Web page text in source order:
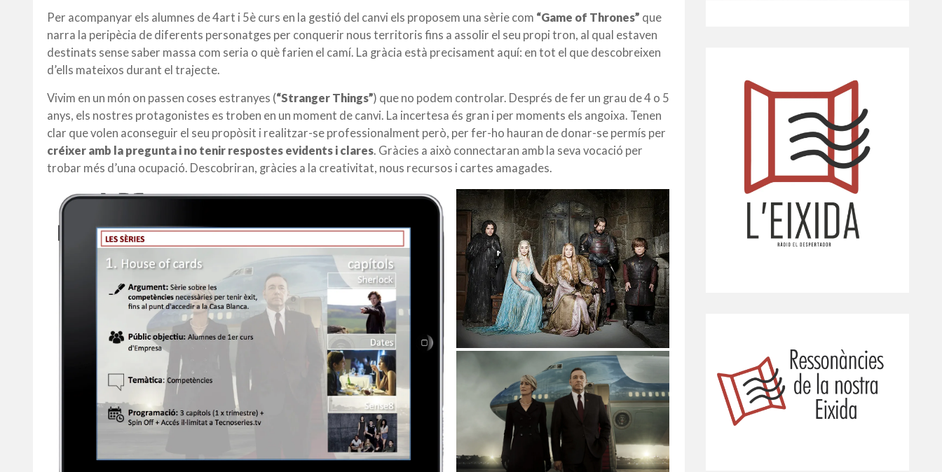
Per acompanyar els alumnes de 4art i 5è curs en la gestió del canvi els proposem una sèrie com “Game of Thrones” que
narra la peripècia de diferents personatges per conquerir nous territoris fins a assolir el seu propi tron, al qual estaven
destinats sense saber massa com seria o què farien el camí. La gràcia està precisament aquí: en tot el que descobreixen
d’ells mateixos durant el trajecte.
Vivim en un món on passen coses estranyes (“Stranger Things”) que no podem controlar. Després de fer un grau de 4 o 5
anys, els nostres protagonistes es troben en un moment de canvi. La incertesa és gran i per moments els angoixa. Tenen
clar que volen aconseguir el seu propòsit i realitzar-se professionalment però, per fer-ho hauran de donar-se permís per
créixer amb la pregunta i no tenir respostes evidents i clares. Gràcies a això connectaran amb la seva vocació per
trobar més d’una ocupació. Descobriran, gràcies a la creativitat, nous recursos i cartes amagades.